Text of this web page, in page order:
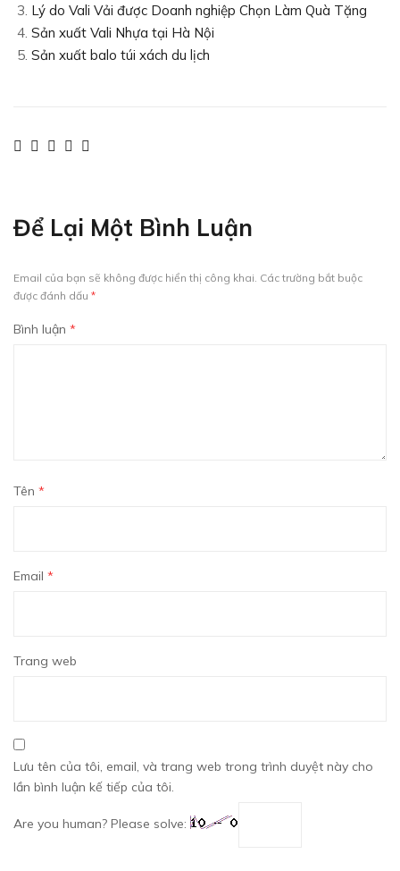
Lý do Vali Vải được Doanh nghiệp Chọn Làm Quà Tặng
Sản xuất Vali Nhựa tại Hà Nội
Sản xuất balo túi xách du lịch
Để Lại Một Bình Luận
Email của bạn sẽ không được hiển thị công khai. Các trường bắt buộc
được đánh dấu *
Bình luận *
Tên *
Email *
Trang web
Lưu tên của tôi, email, và trang web trong trình duyệt này cho
lần bình luận kế tiếp của tôi.
Are you human? Please solve: